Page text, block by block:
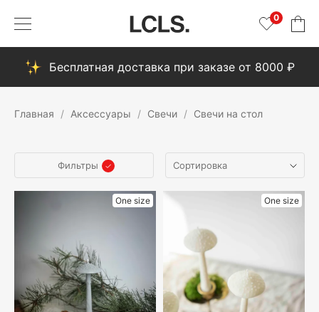
0
Бесплатная доставка при заказе от 8000 ₽
Главная Аксессуары Свечи Свечи на стол
Фильтры
One size One size